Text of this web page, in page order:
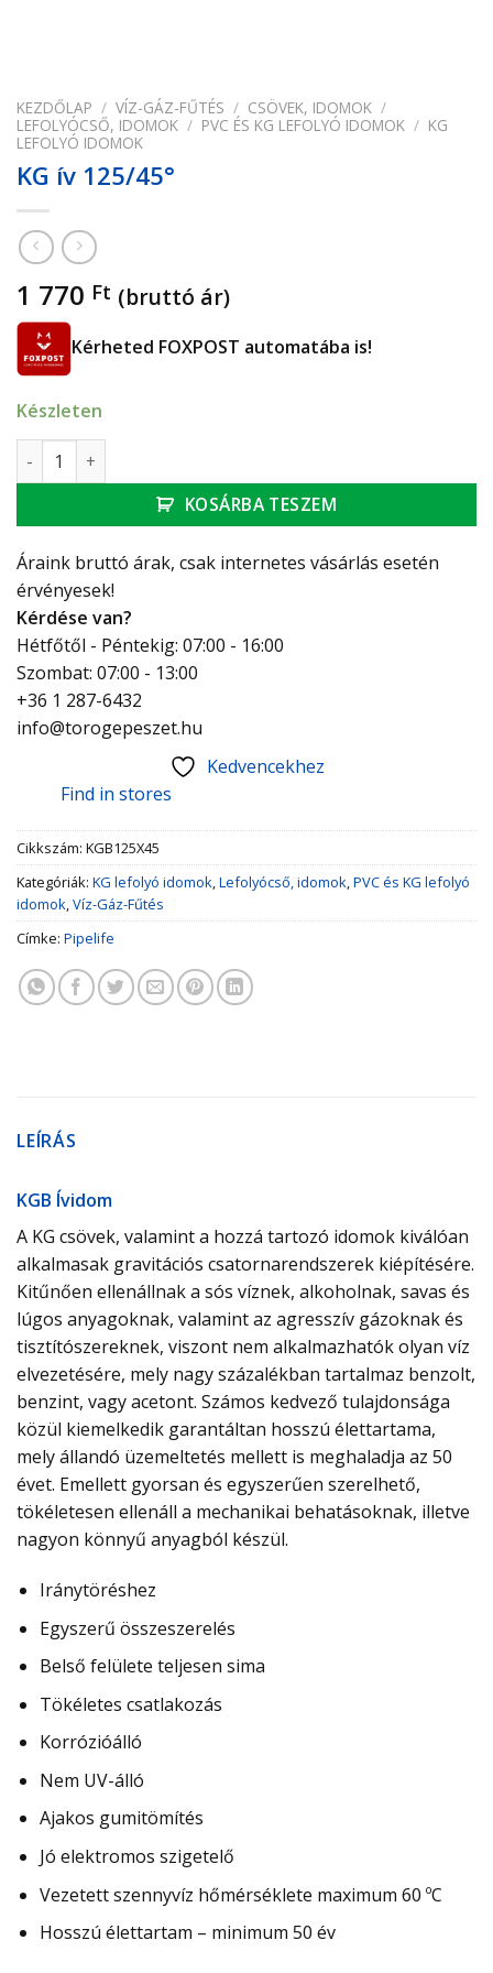
KEZDŐLAP / VÍZ-GÁZ-FŰTÉS / CSÖVEK, IDOMOK /
LEFOLYÓCSŐ, IDOMOK / PVC ÉS KG LEFOLYÓ IDOMOK / KG
LEFOLYÓ IDOMOK
KG ív 125/45°
1 770 Ft (bruttó ár)
Kérheted FOXPOST automatába is!
Készleten
KG ív 125/45° mennyiség
KOSÁRBA TESZEM
Áraink bruttó árak, csak internetes vásárlás esetén
érvényesek!
Kérdése van?
Hétfőtől - Péntekig: 07:00 - 16:00
Szombat: 07:00 - 13:00
+36 1 287-6432
info@torogepeszet.hu
Kedvencekhez
Find in stores
Cikkszám: KGB125X45
Kategóriák: KG lefolyó idomok,Lefolyócső, idomok,PVC és KG lefolyó
idomok,Víz-Gáz-Fűtés
Címke: Pipelife
LEÍRÁS
KGB Ívidom
A KG csövek, valamint a hozzá tartozó idomok kiválóan
alkalmasak gravitációs csatornarendszerek kiépítésére.
Kitűnően ellenállnak a sós víznek, alkoholnak, savas és
lúgos anyagoknak, valamint az agresszív gázoknak és
tisztítószereknek, viszont nem alkalmazhatók olyan víz
elvezetésére, mely nagy százalékban tartalmaz benzolt,
benzint, vagy acetont. Számos kedvező tulajdonsága
közül kiemelkedik garantáltan hosszú élettartama,
mely állandó üzemeltetés mellett is meghaladja az 50
évet. Emellett gyorsan és egyszerűen szerelhető,
tökéletesen ellenáll a mechanikai behatásoknak, illetve
nagyon könnyű anyagból készül.
Iránytöréshez
Egyszerű összeszerelés
Belső felülete teljesen sima
Tökéletes csatlakozás
Korrózióálló
Nem UV-álló
Ajakos gumitömítés
Jó elektromos szigetelő
Vezetett szennyvíz hőmérséklete maximum 60 ºC
Hosszú élettartam – minimum 50 év